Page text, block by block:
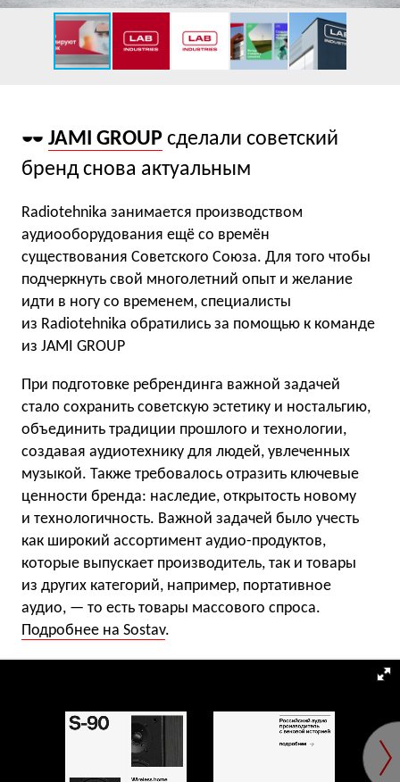
JAMI GROUP сделали советский
бренд снова актуальным
Radiotehnika занимается производством
аудиооборудования ещё со времён
существования Советского Союза. Для того чтобы
подчеркнуть свой многолетний опыт и желание
идти в ногу со временем, специалисты
из Radiotehnika обратились за помощью к команде
из JAMI GROUP
При подготовке ребрендинга важной задачей
стало сохранить советскую эстетику и ностальгию,
объединить традиции прошлого и технологии,
создавая аудиотехнику для людей, увлеченных
музыкой. Также требовалось отразить ключевые
ценности бренда: наследие, открытость новому
и технологичность. Важной задачей было учесть
как широкий ассортимент аудио-продуктов,
которые выпускает производитель, так и товары
из других категорий, например, портативное
аудио, — то есть товары массового спроса.
Подробнее на Sostav.